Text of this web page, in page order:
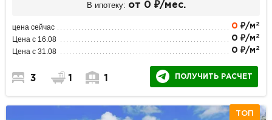
В ипотеку: от 0 ₽/мес.
цена сейчас 0 ₽/м 2
Цена с 16.08 0 ₽/м 2
Цена с 31.08 0 ₽/м 2
3 1 1 ПОЛУЧИТЬ РАСЧЕТ
ТОП